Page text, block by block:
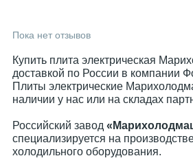
Пока нет отзывов
Купить плита электрическая
доставкой по России в компании
Плиты электрические
наличии у нас или на складах
Российский завод
специализируется на
холодильного оборудования.